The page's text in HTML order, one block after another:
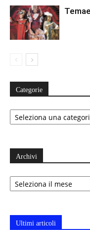
Categorie
Categorie
Archivi
Archivi
Ultimi articoli